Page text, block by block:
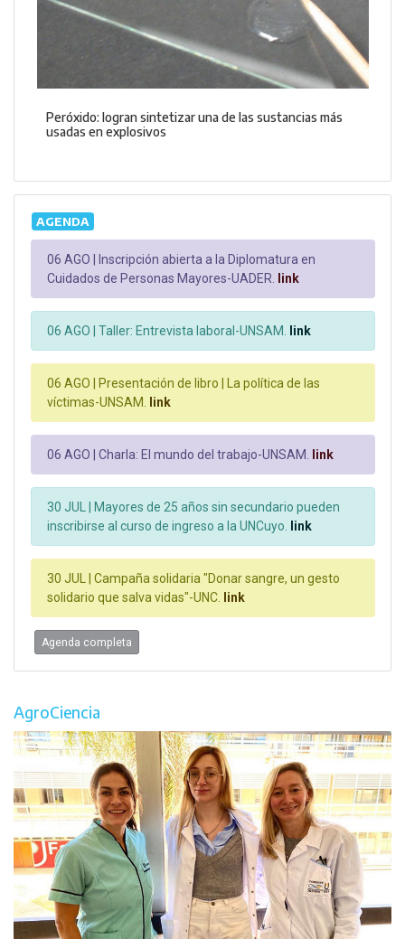
Peróxido: logran sintetizar una de las sustancias más
usadas en explosivos
AGENDA
06 AGO | Inscripción abierta a la Diplomatura en
Cuidados de Personas Mayores-UADER. link
06 AGO | Taller: Entrevista laboral-UNSAM. link
06 AGO | Presentación de libro | La política de las
víctimas-UNSAM. link
06 AGO | Charla: El mundo del trabajo-UNSAM. link
30 JUL | Mayores de 25 años sin secundario pueden
inscribirse al curso de ingreso a la UNCuyo. link
30 JUL | Campaña solidaria "Donar sangre, un gesto
solidario que salva vidas"-UNC. link
Agenda completa
AgroCiencia